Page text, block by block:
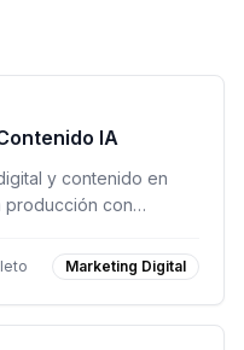
IA
y contenido en
producción con
Marketing Digital